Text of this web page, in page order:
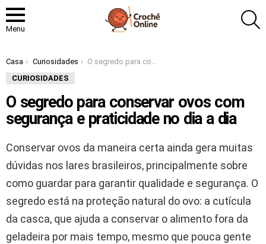
Menu
Você está aqui:
Casa Curiosidades
O segredo para conservar ovos com segurança e praticidade no dia a dia
CURIOSIDADES
O segredo para conservar ovos com
segurança e praticidade no dia a dia
Conservar ovos da maneira certa ainda gera muitas
dúvidas nos lares brasileiros, principalmente sobre
como guardar para garantir qualidade e segurança. O
segredo está na proteção natural do ovo: a cutícula
da casca, que ajuda a conservar o alimento fora da
geladeira por mais tempo, mesmo que pouca gente